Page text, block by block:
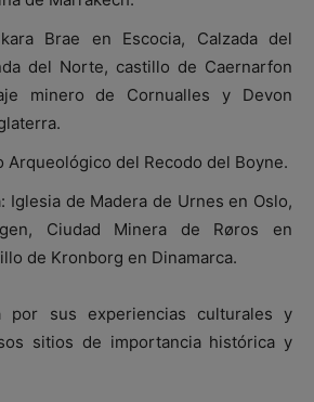
Brae en Escocia, Calzada del
del Norte, castillo de Caernarfon
minero de Cornualles y Devon
Arqueológico del Recodo del Boyne.
Iglesia de Madera de Urnes en Oslo,
Ciudad Minera de Røros en
de Kronborg en Dinamarca.
por sus experiencias culturales y
sitios de importancia histórica y